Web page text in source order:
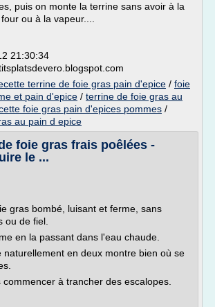
puis on monte la terrine sans avoir à la
ou à la vapeur....
21:30:34
terrine de foie gras pain d'epice / foie
et pain d'epice / terrine de foie gras au
foie gras pain d'epices pommes /
au pain d epice
foie gras frais poêlées -
le ...
gras bombé, luisant et ferme, sans
ou de fiel.
en la passant dans l'eau chaude.
naturellement en deux montre bien où se
à trancher des escalopes.